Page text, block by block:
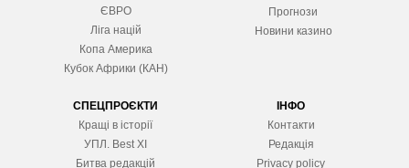
ЄВРО
Ліга націй
Копа Америка
Кубок Африки (КАН)
Прогнози
Новини казино
СПЕЦПРОЄКТИ
Кращі в історії
УПЛ. Best XІ
Битва редакцій
ІНФО
Контакти
Редакція
Privacy policy